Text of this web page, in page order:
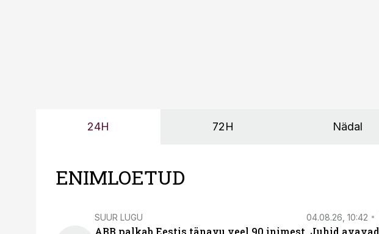
24H 72H Nädal
ENIMLOETUD
SUUR LUGU 04.08.26, 10:42
ABB palkab Eestis tänavu veel 90 inimest. Juhid avavad